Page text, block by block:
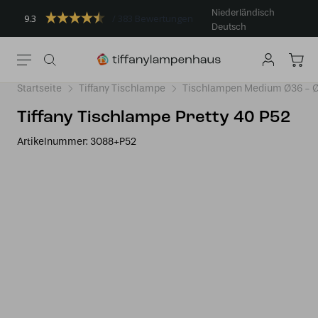
9.3
Niederländisch
Deutsch
Startseite Tiffany Tischlampe Tischlampen Medium Ø36 -
Tiffany Tischlampe Pretty 40 P52
Artikelnummer: 3088+P52